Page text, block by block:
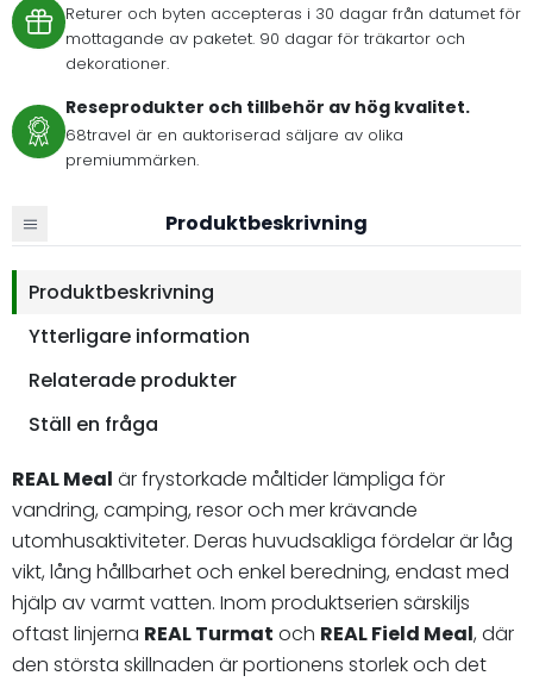
Returer och byten accepteras i 30 dagar från datumet för
mottagande av paketet. 90 dagar för träkartor och
dekorationer.
Reseprodukter och tillbehör av hög kvalitet.
68travel är en auktoriserad säljare av olika
premiummärken.
Produktbeskrivning
Produktbeskrivning
Ytterligare information
Relaterade produkter
Ställ en fråga
REAL Meal är frystorkade måltider lämpliga för
vandring, camping, resor och mer krävande
utomhusaktiviteter. Deras huvudsakliga fördelar är låg
vikt, lång hållbarhet och enkel beredning, endast med
hjälp av varmt vatten. Inom produktserien särskiljs
oftast linjerna REAL Turmat och REAL Field Meal, där
den största skillnaden är portionens storlek och det